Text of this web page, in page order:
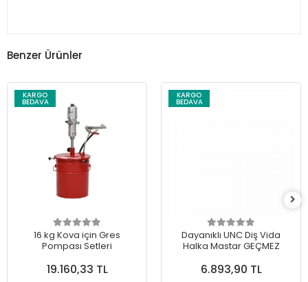
Benzer Ürünler
KARGO
BEDAVA
16 kg Kova için Gres
Pompası Setleri
19.160,33 TL
KARGO
BEDAVA
Dayanıklı UNC Diş Vida
Halka Mastar GEÇMEZ
6.893,90 TL